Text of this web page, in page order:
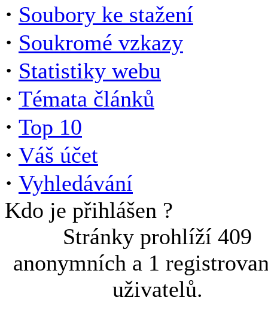
· Soubory ke stažení
· Soukromé vzkazy
· Statistiky webu
· Témata článků
· Top 10
· Váš účet
· Vyhledávání
Kdo je přihlášen ?
Stránky prohlíží 409
anonymních a 1
uživatelů.